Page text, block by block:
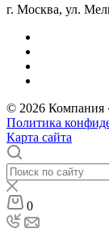
г. Москва, ул.
© 2026
Политика
Карта сайта
0